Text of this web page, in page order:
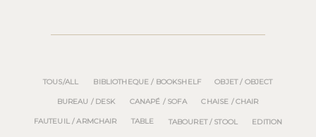
TOUS/ALL BIBLIOTHEQUE / BOOKSHELF OBJET / OBJECT
BUREAU / DESK CANAPÉ / SOFA CHAISE / CHAIR
FAUTEUIL / ARMCHAIR TABLE TABOURET / STOOL EDITION